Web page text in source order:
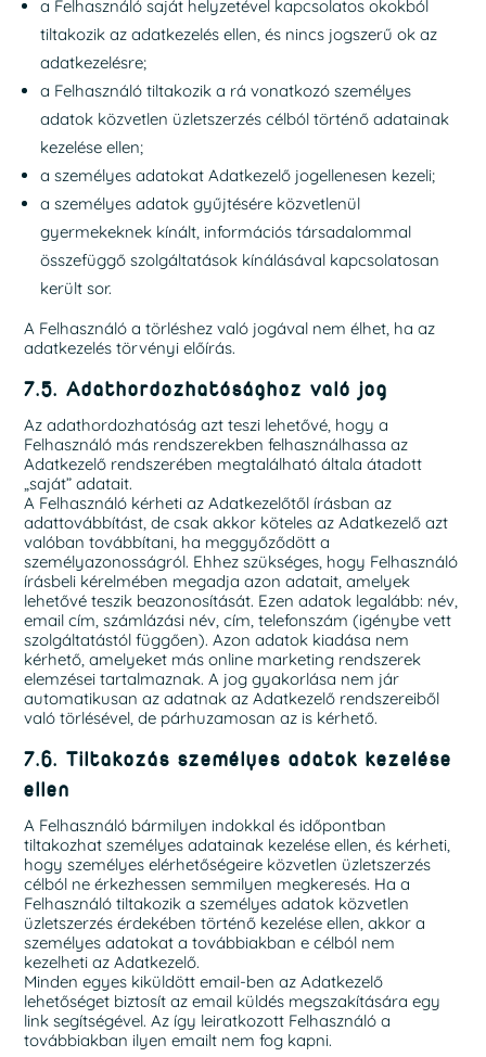
a Felhasználó saját helyzetével kapcsolatos okokból
tiltakozik az adatkezelés ellen, és nincs jogszerű ok az
adatkezelésre;
a Felhasználó tiltakozik a rá vonatkozó személyes
adatok közvetlen üzletszerzés célból történő adatainak
kezelése ellen;
a személyes adatokat Adatkezelő jogellenesen kezeli;
a személyes adatok gyűjtésére közvetlenül
gyermekeknek kínált, információs társadalommal
összefüggő szolgáltatások kínálásával kapcsolatosan
került sor.
A Felhasználó a törléshez való jogával nem élhet, ha az
adatkezelés törvényi előírás.
7.5. Adathordozhatósághoz való jog
Az adathordozhatóság azt teszi lehetővé, hogy a
Felhasználó más rendszerekben felhasználhassa az
Adatkezelő rendszerében megtalálható általa átadott
„saját” adatait.
A Felhasználó kérheti az Adatkezelőtől írásban az
adattovábbítást, de csak akkor köteles az Adatkezelő azt
valóban továbbítani, ha meggyőződött a
személyazonosságról. Ehhez szükséges, hogy Felhasználó
írásbeli kérelmében megadja azon adatait, amelyek
lehetővé teszik beazonosítását. Ezen adatok legalább: név,
email cím, számlázási név, cím, telefonszám (igénybe vett
szolgáltatástól függően). Azon adatok kiadása nem
kérhető, amelyeket más online marketing rendszerek
elemzései tartalmaznak. A jog gyakorlása nem jár
automatikusan az adatnak az Adatkezelő rendszereiből
való törlésével, de párhuzamosan az is kérhető.
7.6. Tiltakozás személyes adatok kezelése
ellen
A Felhasználó bármilyen indokkal és időpontban
tiltakozhat személyes adatainak kezelése ellen, és kérheti,
hogy személyes elérhetőségeire közvetlen üzletszerzés
célból ne érkezhessen semmilyen megkeresés. Ha a
Felhasználó tiltakozik a személyes adatok közvetlen
üzletszerzés érdekében történő kezelése ellen, akkor a
személyes adatokat a továbbiakban e célból nem
kezelheti az Adatkezelő.
Minden egyes kiküldött email-ben az Adatkezelő
lehetőséget biztosít az email küldés megszakítására egy
link segítségével. Az így leiratkozott Felhasználó a
továbbiakban ilyen emailt nem fog kapni.